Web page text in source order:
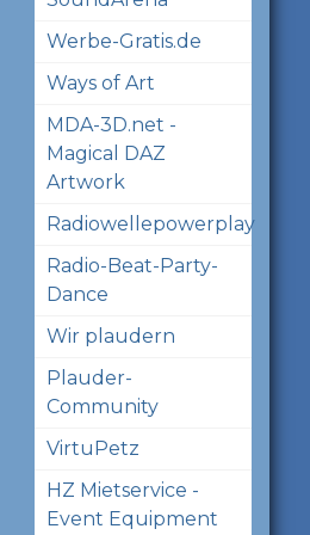
Werbe-Gratis.de
Ways of Art
MDA-3D.net -
Magical DAZ
Artwork
Radiowellepowerplay
Radio-Beat-Party-
Dance
Wir plaudern
Plauder-
Community
VirtuPetz
HZ Mietservice -
Event Equipment